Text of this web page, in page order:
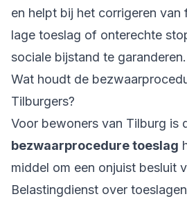
en helpt bij het corrigeren van
lage toeslag of onterechte
sociale bijstand te garanderen.
Wat houdt de
Tilburgers?
Voor bewoners van Tilburg is
bezwaarprocedure toeslag
middel om een onjuist besluit
Belastingdienst over